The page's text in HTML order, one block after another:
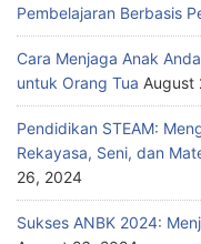
Pembelajaran Berbasis
Cara Menjaga Anak
untuk Orang Tua August
Pendidikan STEAM:
Rekayasa, Seni, dan
26, 2024
Sukses ANBK 2024: